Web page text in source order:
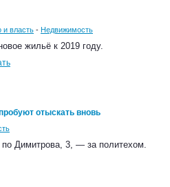
и власть - Недвижимость
жильё к 2019 году.
отыскать вновь
по Димитрова, 3, — за политехом.